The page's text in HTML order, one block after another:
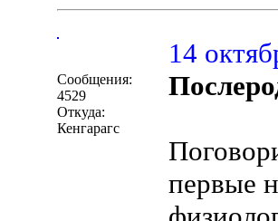
Сообщения:
4529
Откуда:
Кенгарагс
14
первые